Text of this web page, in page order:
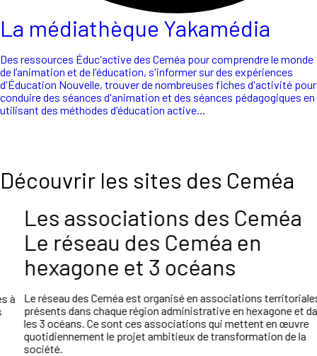
La médiathèque Yakamédia
Des ressources Éduc'active des Ceméa pour comprendre le monde
de l’animation et de l'éducation, s'informer sur des expériences
d'Éducation Nouvelle, trouver de nombreuses fiches d'activité pour
conduire des séances d'animation et des séances pédagogiques en
utilisant des méthodes d'éducation active...
Découvrir les sites des Ceméa
Les associations des Ceméa
Le réseau des Ceméa en
hexagone et 3 océans
Le réseau des Ceméa est organisé en associations territoriales
présents dans chaque région administrative en hexagone et dans
les 3 océans. Ce sont ces associations qui mettent en œuvre
quotidiennement le projet ambitieux de transformation de la
société.